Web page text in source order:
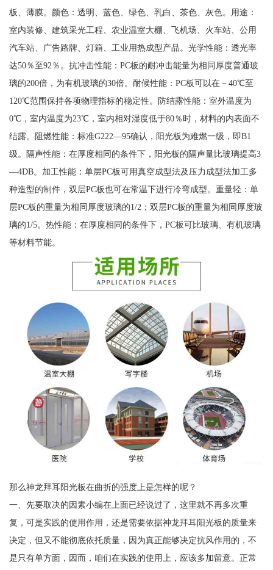
板、薄膜。颜色：透明、蓝色、绿色、乳白、茶色、灰色。用途：
室内装修、建筑采光工程、农业温室大棚、飞机场、火车站、公用
汽车站、广告路牌、灯箱、工业用热成型产品。光学性能：透光率
达50％至92％。抗冲击性能：PC板的耐冲击能量为相同厚度普通玻
璃的200倍，为有机玻璃的30倍。耐候性能：PC板可以在－40℃至
120℃范围保持各项物理指标的稳定性。防结露性能：室外温度为
0℃，室内温度为23℃，室内相对湿度低于80％时，材料的内表面不
结露。阻燃性能：标准G222—95确认，阳光板为难燃一级，即B1
级。隔声性能：在厚度相同的条件下，阳光板的隔声量比玻璃提高3
—4DB。加工性能：单层PC板可用真空成型法及压力成型法加工多
种造型的制件，双层PC板也可在常温下进行冷弯成型。重量轻：单
层PC板的重量为相同厚度玻璃的1/2；双层PC板的重量为相同厚度玻
璃的1/5。热性能：在厚度相同的条件下，PC板可比玻璃、有机玻璃
等材料节能。
那么神龙拜耳阳光板在曲折的强度上是怎样的呢？
一、先要取决的因素小编在上面已经说过了，这里就不再多次重
复，可是实践的使用作用，还是需要依据神龙拜耳阳光板的质量来
决定，但又不能彻底依托质量，因为真正能够决定抗风作用的，不
是只有单方面，因而，咱们在实践的使用上，应该多加留意。正常